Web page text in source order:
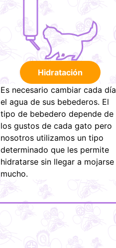
Hidratación
Es necesario cambiar cada día
el agua de sus bebederos. El
tipo de bebedero depende de
los gustos de cada gato pero
nosotros utilizamos un tipo
determinado que les permite
hidratarse sin llegar a mojarse
mucho.